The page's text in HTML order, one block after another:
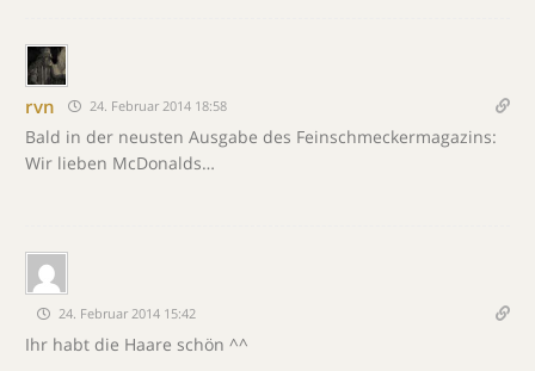
rvn 24. Februar 2014 18:58
Bald in der neusten Ausgabe des Feinschmeckermagazins:
Wir lieben McDonalds…
24. Februar 2014 15:42
Ihr habt die Haare schön ^^